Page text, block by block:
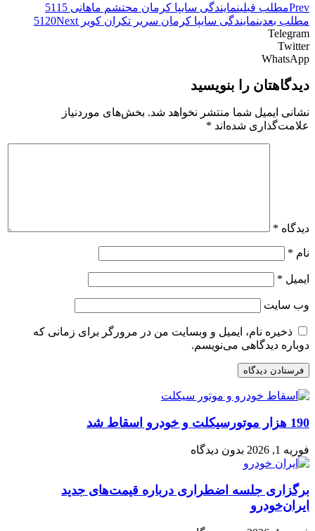
Prevمطلب قبلینمایندگی سایپا کرمان محتشم ماهانی 5115
مطلب بعدینمایندگی سایپا کرمان سریر تکران کویر 5120 Next
Telegram
Twitter
WhatsApp
دیدگاهتان را بنویسید
نشانی ایمیل شما منتشر نخواهد شد. بخش‌های موردنیاز
علامت‌گذاری شده‌اند *
دیدگاه *
نام *
ایمیل *
وب‌ سایت
ذخیره نام، ایمیل و وبسایت من در مرورگر برای زمانی که
دوباره دیدگاهی می‌نویسم.
190 هزار موتورسیکلت و خودرو اسقاط شد
فوریه 1, 2026 بدون دیدگاه
برگزاری جلسه اضطراری درباره قیمت‌های جدید
ایران‌خودرو